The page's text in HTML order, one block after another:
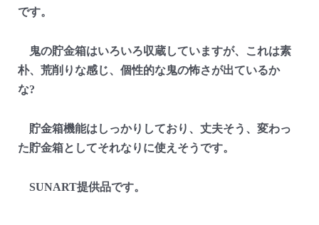
です。
鬼の貯金箱はいろいろ収蔵していますが、これは素
朴、荒削りな感じ、個性的な鬼の怖さが出ているか
な?
貯金箱機能はしっかりしており、丈夫そう、変わっ
た貯金箱としてそれなりに使えそうです。
SUNART提供品です。